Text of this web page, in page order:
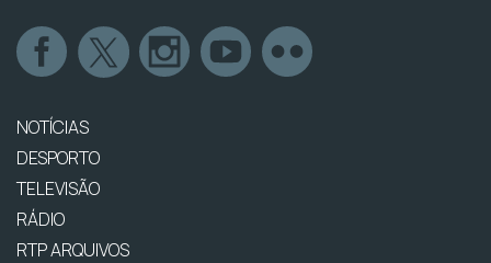
NOTÍCIAS
DESPORTO
TELEVISÃO
RÁDIO
RTP ARQUIVOS